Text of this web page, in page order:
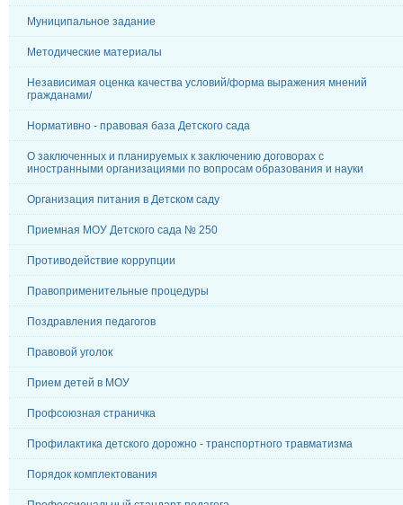
Муниципальное задание
Методические материалы
Независимая оценка качества условий/форма выражения мнений
гражданами/
Нормативно - правовая база Детского сада
О заключенных и планируемых к заключению договорах с
иностранными организациями по вопросам образования и науки
Организация питания в Детском саду
Приемная МОУ Детского сада № 250
Противодействие коррупции
Правоприменительные процедуры
Поздравления педагогов
Правовой уголок
Прием детей в МОУ
Профсоюзная страничка
Профилактика детского дорожно - транспортного травматизма
Порядок комплектования